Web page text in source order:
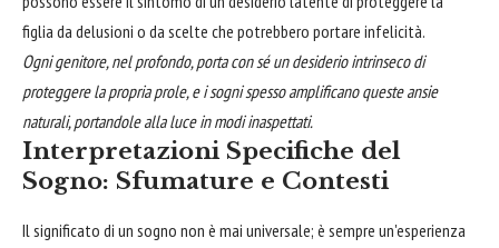
figlia da delusioni o da scelte che potrebbero portare infelicità.
Ogni genitore, nel profondo, porta con sé un desiderio intrinseco di
proteggere la propria prole, e i sogni spesso amplificano queste ansie
naturali, portandole alla luce in modi inaspettati.
Interpretazioni Specifiche del
Sogno: Sfumature e Contesti
Il significato di un sogno non è mai universale; è sempre un'esperienza